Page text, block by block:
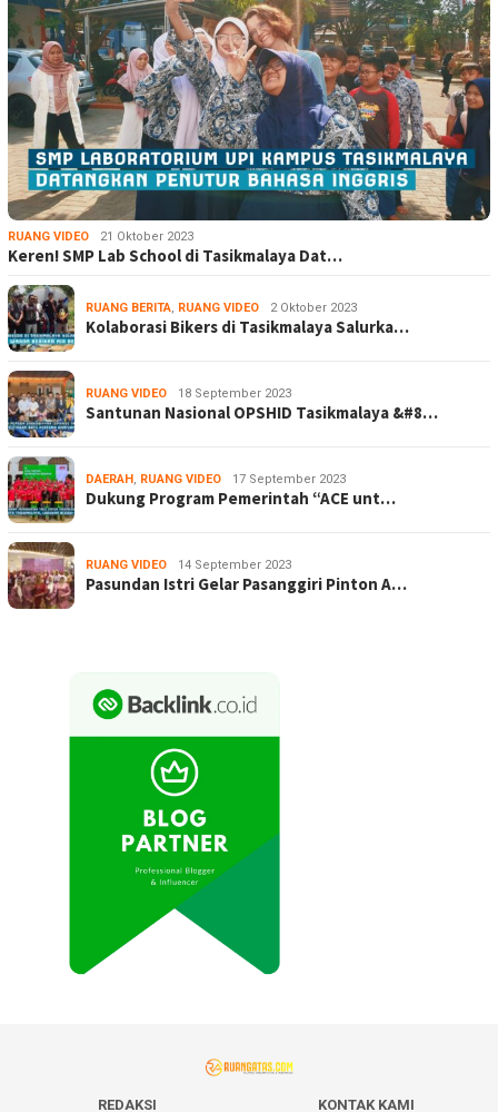
RUANG VIDEO 21 Oktober 2023
Keren! SMP Lab School di Tasikmalaya Dat…
RUANG BERITA, RUANG VIDEO 2 Oktober 2023
Kolaborasi Bikers di Tasikmalaya Salurka…
RUANG VIDEO 18 September 2023
Santunan Nasional OPSHID Tasikmalaya &#8…
DAERAH , RUANG VIDEO 17 September 2023
Dukung Program Pemerintah “ACE unt…
RUANG VIDEO 14 September 2023
Pasundan Istri Gelar Pasanggiri Pinton A…
REDAKSI KONTAK KAMI